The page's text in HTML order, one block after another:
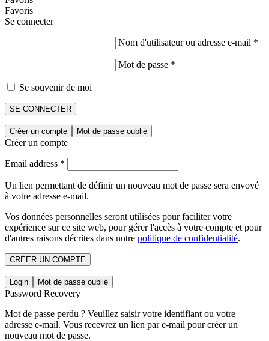
Favoris
Se connecter
Nom d'utilisateur ou adresse e-mail *
Mot de passe *
Se souvenir de moi
SE CONNECTER
Créer un compte Mot de passe oublié
Créer un compte
Email address *
Un lien permettant de définir un nouveau mot de passe sera envoyé
à votre adresse e-mail.
Vos données personnelles seront utilisées pour faciliter votre
expérience sur ce site web, pour gérer l'accès à votre compte et pour
d'autres raisons décrites dans notre politique de confidentialité.
CRÉER UN COMPTE
Login Mot de passe oublié
Password Recovery
Mot de passe perdu ? Veuillez saisir votre identifiant ou votre
adresse e-mail. Vous recevrez un lien par e-mail pour créer un
nouveau mot de passe.